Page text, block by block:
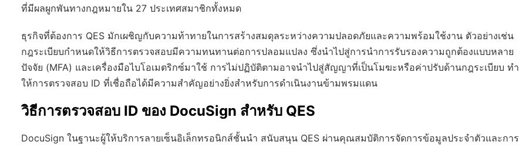
ที่มีผลผูกพันทางกฎหมายใน 27 ประเทศสมาชิกทั้งหมด
ธุรกิจที่ต้องการ QES มักเผชิญกับความท้าทายในการสร้างสมดุลระหว่างความปลอดภัยและความพร้อมใช้งาน ตัวอย่างเช่น
กฎระเบียบกำหนดให้วิธีการตรวจสอบมีความทนทานต่อการปลอมแปลง ซึ่งนำไปสู่การนำการรับรองความถูกต้องแบบหลาย
ปัจจัย (MFA) และเครื่องมือไบโอเมตริกซ์มาใช้ การไม่ปฏิบัติตามอาจนำไปสู่สัญญาที่เป็นโมฆะหรือค่าปรับด้านกฎระเบียบ ทำ
ให้การตรวจสอบ ID ที่เชื่อถือได้มีความสำคัญอย่างยิ่งสำหรับการดำเนินงานข้ามพรมแดน
วิธีการตรวจสอบ ID ของ DocuSign สำหรับ QES
DocuSign ในฐานะผู้ให้บริการลายเซ็นอิเล็กทรอนิกส์ชั้นนำ สนับสนุน QES ผ่านคุณสมบัติการจัดการข้อมูลประจำตัวและการ